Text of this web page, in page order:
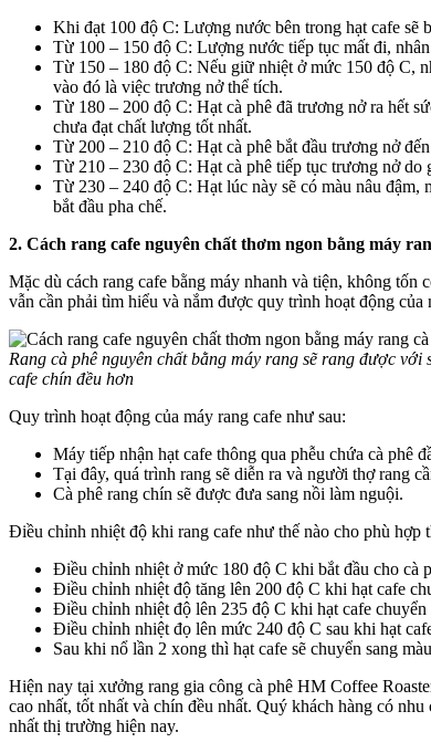
Khi đạt 100 độ C: Lượng nước bên trong hạt cafe sẽ
Từ 100 – 150 độ C: Lượng nước tiếp tục mất đi,
Từ 150 – 180 độ C: Nếu giữ nhiệt ở mức 150 độ C,
vào đó là việc trương nở thể tích.
Từ 180 – 200 độ C: Hạt cà phê đã trương nở ra hết
chưa đạt chất lượng tốt nhất.
Từ 200 – 210 độ C: Hạt cà phê bắt đầu trương nở
Từ 210 – 230 độ C: Hạt cà phê tiếp tục trương nở
Từ 230 – 240 độ C: Hạt lúc này sẽ có màu nâu
bắt đầu pha chế.
2. Cách rang cafe nguyên chất thơm ngon bằng máy
Mặc dù cách rang cafe bằng máy nhanh và tiện, không
vẫn cần phải tìm hiểu và nắm được quy trình hoạt động
Rang cà phê nguyên chất bằng máy rang sẽ rang được
cafe chín đều hơn
Quy trình hoạt động của máy rang cafe như sau:
Máy tiếp nhận hạt cafe thông qua phễu chứa cà phê
Tại đây, quá trình rang sẽ diễn ra và người thợ rang
Cà phê rang chín sẽ được đưa sang nồi làm nguội.
Điều chỉnh nhiệt độ khi rang cafe như thế nào cho phù hợp
Điều chỉnh nhiệt ở mức 180 độ C khi bắt đầu cho cà
Điều chỉnh nhiệt độ tăng lên 200 độ C khi hạt cafe
Điều chỉnh nhiệt độ lên 235 độ C khi hạt cafe chuyển
Điều chỉnh nhiệt đọ lên mức 240 độ C sau khi hạt
Sau khi nổ lần 2 xong thì hạt cafe sẽ chuyển sang
Hiện nay tại xưởng rang gia công cà phê HM Coffee
cao nhất, tốt nhất và chín đều nhất. Quý khách hàng có
nhất thị trường hiện nay.